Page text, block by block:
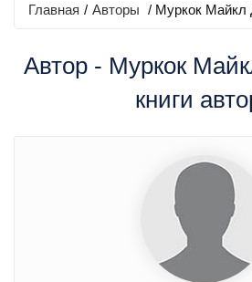
Главная / Авторы / Муркок Майкл
Автор - Муркок
книги